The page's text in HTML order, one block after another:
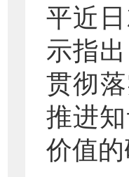
平近
示指
贯彻
推进
价值